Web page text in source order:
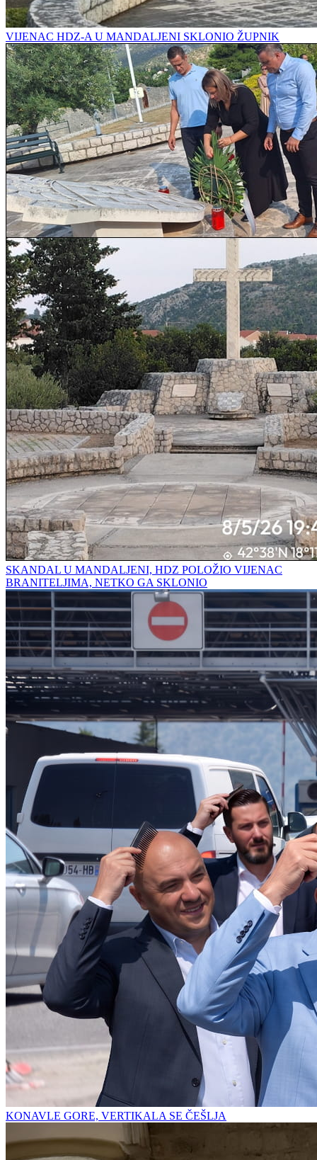
VIJENAC HDZ-A U MANDALJENI SKLONIO ŽUPNIK
SKANDAL U MANDALJENI, HDZ POLOŽIO VIJENAC
BRANITELJIMA, NETKO GA SKLONIO
KONAVLE GORE, VERTIKALA SE ČEŠLJA